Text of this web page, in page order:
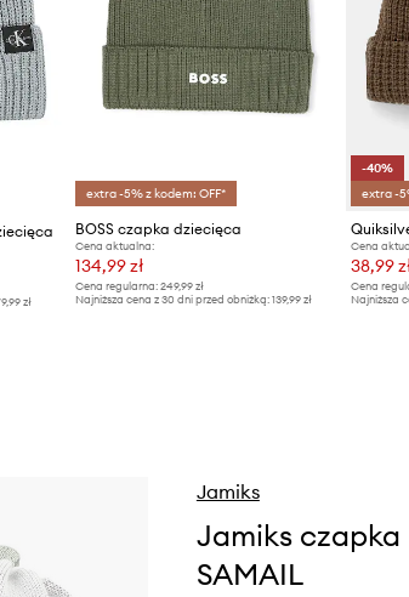
zł
extra -5% z kodem: OFF*
BOSS czapka dziecięca
Cena aktualna:
134,99 zł
Cena regularna: 249,99 zł
Najniższa cena z 30 dni przed obniżką: 139,99 zł
-40%
extra -
Cena
38,99
Cena
Najniższa
Jamiks
Jamiks
SAMAIL